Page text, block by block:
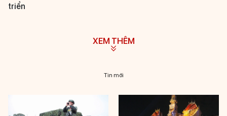
triển
XEM THÊM
Tin mới